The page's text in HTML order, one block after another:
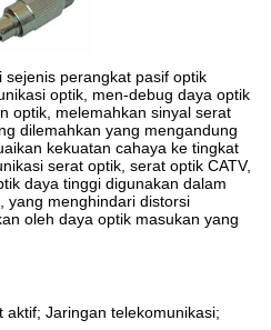
perangkat pasif optik
optik, men-debug daya optik
optik, melemahkan sinyal serat
dilemahkan yang mengandung
kekuatan cahaya ke tingkat
serat optik, serat optik CATV,
daya tinggi digunakan dalam
yang menghindari distorsi
oleh daya optik masukan yang
aktif; Jaringan telekomunikasi;